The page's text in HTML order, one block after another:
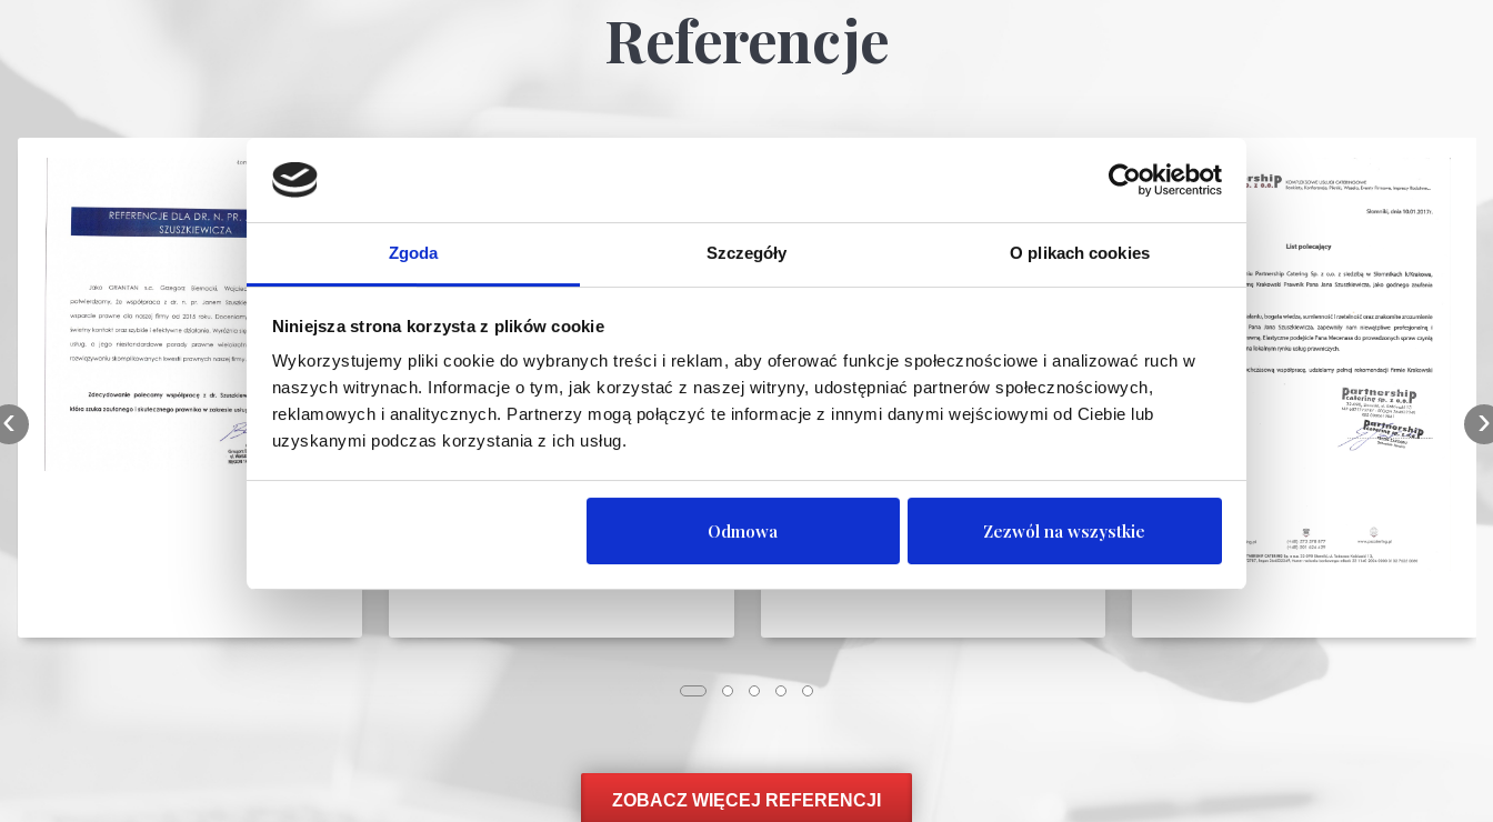
Zgoda Szczegóły O plikach cookies
Niniejsza strona korzysta z plików cookie
Wykorzystujemy pliki cookie do wybranych treści i reklam, aby oferować funkcje społecznościowe i analizować ruch w
naszych witrynach. Informacje o tym, jak korzystać z naszej witryny, udostępniać partnerów społecznościowych,
reklamowych i analitycznych. Partnerzy mogą połączyć te informacje z innymi danymi wejściowymi od Ciebie lub
uzyskanymi podczas korzystania z ich usług.
Odmowa Zezwól na wszystkie
Referencje
‹ ›
ZOBACZ WIĘCEJ REFERENCJI